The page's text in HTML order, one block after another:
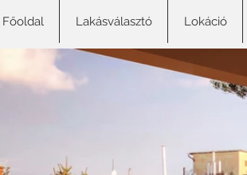
Főoldal Lakásválasztó Lokáció